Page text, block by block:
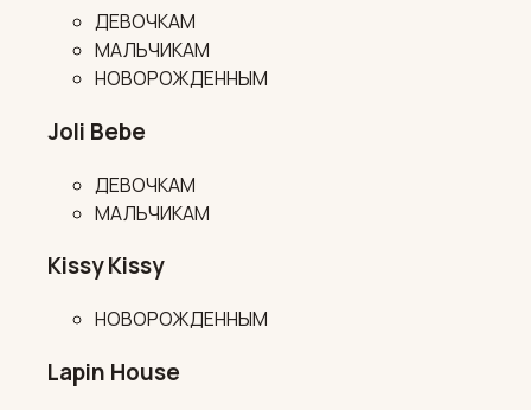
ДЕВОЧКАМ
МАЛЬЧИКАМ
НОВОРОЖДЕННЫМ
Joli Bebe
ДЕВОЧКАМ
МАЛЬЧИКАМ
Kissy Kissy
НОВОРОЖДЕННЫМ
Lapin House